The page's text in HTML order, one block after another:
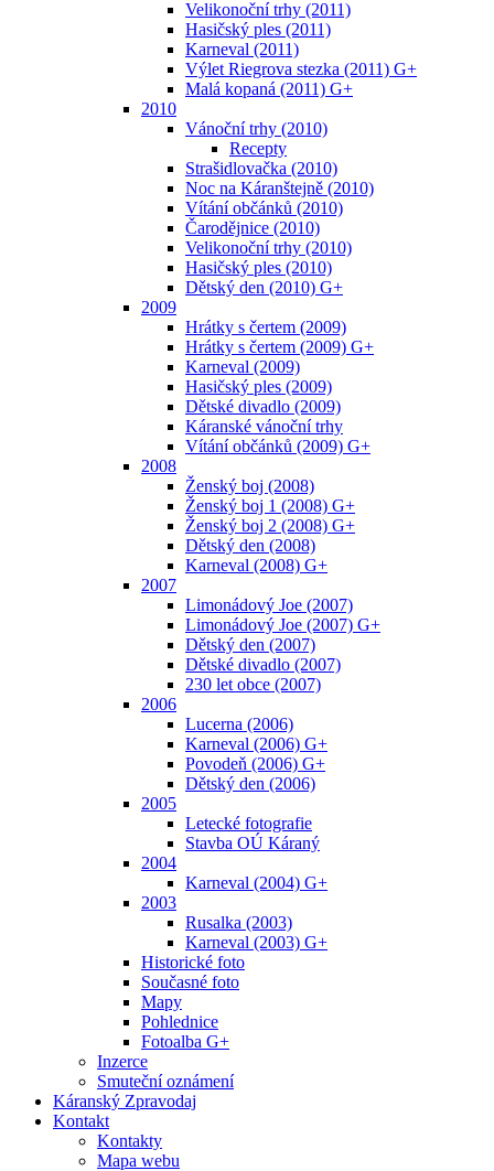
Velikonoční trhy (2011)
Hasičský ples (2011)
Karneval (2011)
Výlet Riegrova stezka (2011) G+
Malá kopaná (2011) G+
2010
Vánoční trhy (2010)
Recepty
Strašidlovačka (2010)
Noc na Káranštejně (2010)
Vítání občánků (2010)
Čarodějnice (2010)
Velikonoční trhy (2010)
Hasičský ples (2010)
Dětský den (2010) G+
2009
Hrátky s čertem (2009)
Hrátky s čertem (2009) G+
Karneval (2009)
Hasičský ples (2009)
Dětské divadlo (2009)
Káranské vánoční trhy
Vítání občánků (2009) G+
2008
Ženský boj (2008)
Ženský boj 1 (2008) G+
Ženský boj 2 (2008) G+
Dětský den (2008)
Karneval (2008) G+
2007
Limonádový Joe (2007)
Limonádový Joe (2007) G+
Dětský den (2007)
Dětské divadlo (2007)
230 let obce (2007)
2006
Lucerna (2006)
Karneval (2006) G+
Povodeň (2006) G+
Dětský den (2006)
2005
Letecké fotografie
Stavba OÚ Káraný
2004
Karneval (2004) G+
2003
Rusalka (2003)
Karneval (2003) G+
Historické foto
Současné foto
Mapy
Pohlednice
Fotoalba G+
Inzerce
Smuteční oznámení
Káranský Zpravodaj
Kontakt
Kontakty
Mapa webu